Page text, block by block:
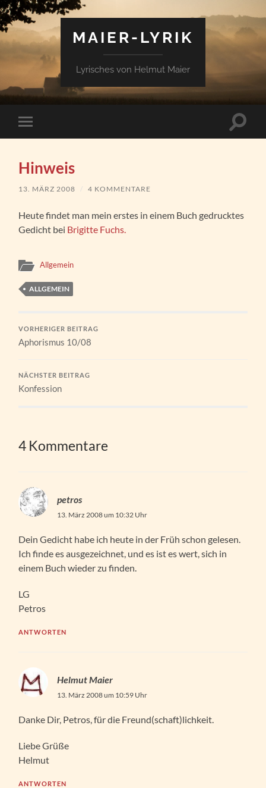
MAIER-LYRIK
Lyrisches von Helmut Maier
Mobile-
Menü
Hinweis
13. MÄRZ 2008 / 4 KOMMENTARE
Heute findet man mein erstes in einem Buch gedrucktes
Gedicht bei Brigitte Fuchs.
Allgemein
ALLGEMEIN
VORHERIGER BEITRAG
Aphorismus 10/08
NÄCHSTER BEITRAG
Konfession
4 Kommentare
petros
13. März 2008 um 10:32 Uhr
Dein Gedicht habe ich heute in der Früh schon gelesen.
Ich finde es ausgezeichnet, und es ist es wert, sich in
einem Buch wieder zu finden.
LG
Petros
ANTWORTEN
Helmut Maier
13. März 2008 um 10:59 Uhr
Danke Dir, Petros, für die Freund(schaft)lichkeit.
Liebe Grüße
Helmut
ANTWORTEN